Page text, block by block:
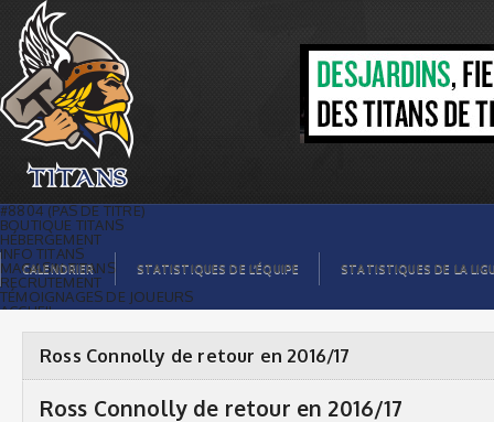
Ross Connolly de retour en 2016/17 |
Titans de témiscaming
#8804 (PAS DE TITRE)
BOUTIQUE TITANS
HÉBERGEMENT
INFO TITANS
MAGASIN TITANS
RECRUTEMENT
TÉMOIGNAGES DE JOUEURS
ACCUEIL
GALERIE PHOTOS
STATISTIQUES
ORGANISATION
CALENDRIER
CALENDRIER STATISTIQUES DE L’ÉQUIPE STATISTIQUES DE LA
Ross Connolly de retour en 2016/17
Ross Connolly de retour en 2016/17